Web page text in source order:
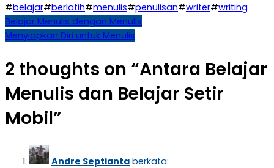
#belajar#berlatih#menulis#penulisan#writer#writing
Navigasi
Belajar Menulis dengan Menulis
Menyiapkan Diri untuk Menulis
2 thoughts on “Antara Belajar
Menulis dan Belajar Setir
Mobil”
Andre Septianta berkata: